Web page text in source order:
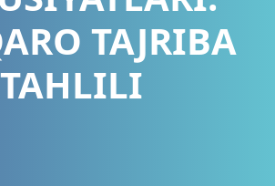
TAJRIBA
TAHLILI